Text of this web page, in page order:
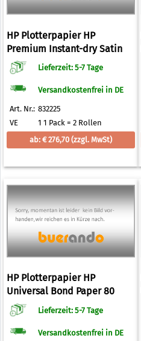
HP Plotterpapier HP
Premium Instant-dry Satin
Photo Paper 260 g/qm 610,0
mm x 22,9 m
Lieferzeit: 5-7 Tage
Versandkostenfrei in DE
Art. Nr.: 832225
VE
1 1 Pack = 2 Rollen
ab: € 276,70 (zzgl. MwSt)
HP Plotterpapier HP
Universal Bond Paper 80
g/qm 594,0 mm x 91,4 m
Lieferzeit: 5-7 Tage
Versandkostenfrei in DE